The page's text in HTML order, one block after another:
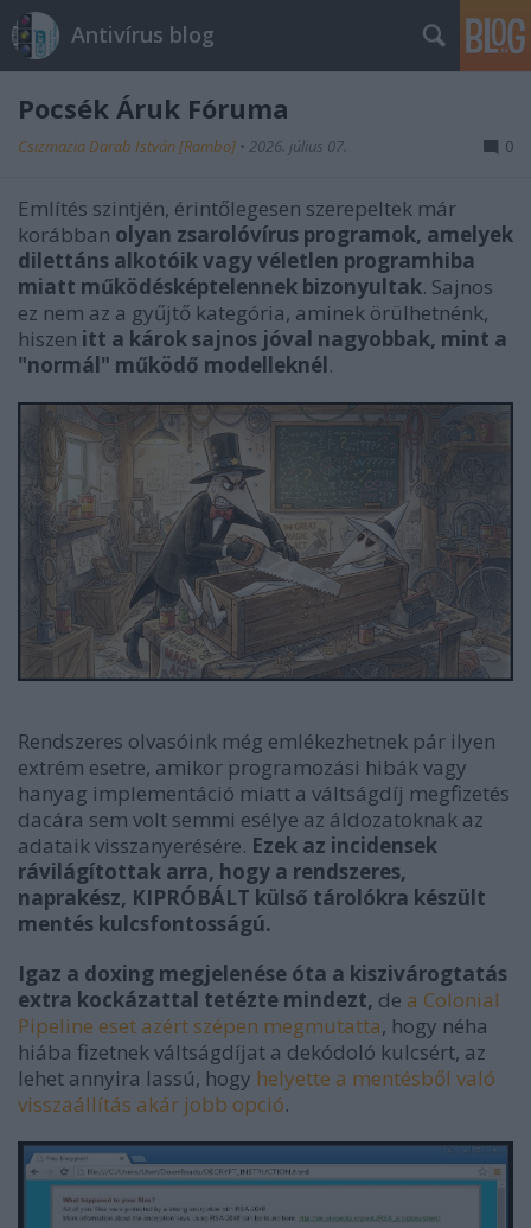
Antivírus blog
Pocsék Áruk Fóruma
Csizmazia Darab István [Rambo] • 2026. július 07. 0
Említés szintjén, érintőlegesen szerepeltek már
korábban olyan zsarolóvírus programok, amelyek
dilettáns alkotóik vagy véletlen programhiba
miatt működésképtelennek bizonyultak. Sajnos
ez nem az a gyűjtő kategória, aminek örülhetnénk,
hiszen itt a károk sajnos jóval nagyobbak, mint a
"normál" működő modelleknél.
Rendszeres olvasóink még emlékezhetnek pár ilyen
extrém esetre, amikor programozási hibák vagy
hanyag implementáció miatt a váltságdíj megfizetés
dacára sem volt semmi esélye az áldozatoknak az
adataik visszanyerésére. Ezek az incidensek
rávilágítottak arra, hogy a rendszeres,
naprakész, KIPRÓBÁLT külső tárolókra készült
mentés kulcsfontosságú.
Igaz a doxing megjelenése óta a kiszivárogtatás
extra kockázattal tetézte mindezt, de a Colonial
Pipeline eset azért szépen megmutatta, hogy néha
hiába fizetnek váltságdíjat a dekódoló kulcsért, az
lehet annyira lassú, hogy helyette a mentésből való
visszaállítás akár jobb opció.